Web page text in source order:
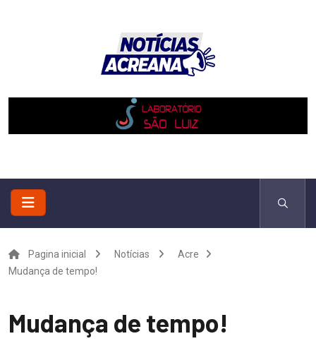
Pagina inicial Notícias
Acre
Mudança de tempo!
Mudança de tempo!